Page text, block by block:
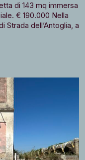
di 143 mq immersa
€ 190.000 Nella
Strada dell’Antoglia, a